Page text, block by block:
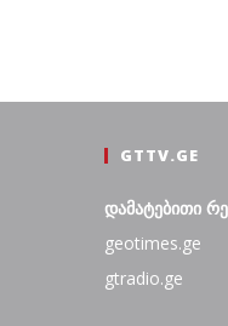
GTTV.GE
დამატებითი
geotimes.ge
gtradio.ge